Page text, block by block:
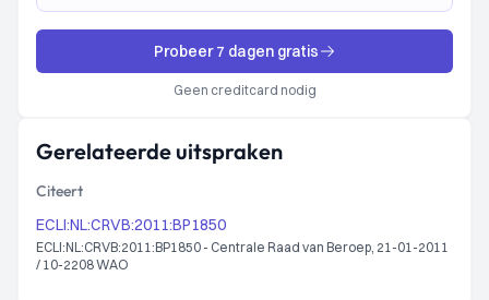
Probeer 7 dagen gratis
Geen creditcard nodig
Gerelateerde uitspraken
Citeert
ECLI:NL:CRVB:2011:BP1850
ECLI:NL:CRVB:2011:BP1850 - Centrale Raad van Beroep, 21-01-2011
/ 10-2208 WAO